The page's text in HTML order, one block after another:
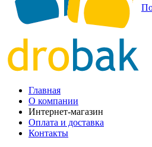
Главная
О компании
Интернет-магазин
Оплата и доставка
Контакты